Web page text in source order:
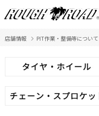
店舗情報 PIT作業・整備等について